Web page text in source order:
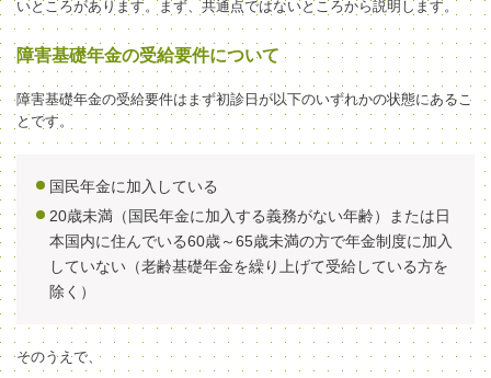
いところがあります。まず、共通点ではないところから説明します。
障害基礎年金の受給要件について
障害基礎年金の受給要件はまず初診日が以下のいずれかの状態にあるこ
とです。
国民年金に加入している
20歳未満（国民年金に加入する義務がない年齢）または日
本国内に住んでいる60歳～65歳未満の方で年金制度に加入
していない（老齢基礎年金を繰り上げて受給している方を
除く）
そのうえで、